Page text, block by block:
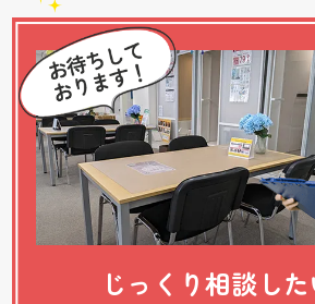
じっくり相談し